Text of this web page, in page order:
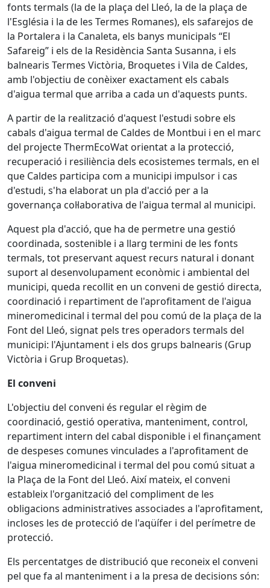
fonts termals (la de la plaça del Lleó, la de la plaça de
l'Església i la de les Termes Romanes), els safarejos de
la Portalera i la Canaleta, els banys municipals “El
Safareig” i els de la Residència Santa Susanna, i els
balnearis Termes Victòria, Broquetes i Vila de Caldes,
amb l'objectiu de conèixer exactament els cabals
d'aigua termal que arriba a cada un d'aquests punts.
A partir de la realització d'aquest l'estudi sobre els
cabals d'aigua termal de Caldes de Montbui i en el marc
del projecte ThermEcoWat orientat a la protecció,
recuperació i resiliència dels ecosistemes termals, en el
que Caldes participa com a municipi impulsor i cas
d'estudi, s'ha elaborat un pla d'acció per a la
governança col·laborativa de l'aigua termal al municipi.
Aquest pla d'acció, que ha de permetre una gestió
coordinada, sostenible i a llarg termini de les fonts
termals, tot preservant aquest recurs natural i donant
suport al desenvolupament econòmic i ambiental del
municipi, queda recollit en un conveni de gestió directa,
coordinació i repartiment de l'aprofitament de l'aigua
mineromedicinal i termal del pou comú de la plaça de la
Font del Lleó, signat pels tres operadors termals del
municipi: l'Ajuntament i els dos grups balnearis (Grup
Victòria i Grup Broquetas).
El conveni
L'objectiu del conveni és regular el règim de
coordinació, gestió operativa, manteniment, control,
repartiment intern del cabal disponible i el finançament
de despeses comunes vinculades a l'aprofitament de
l'aigua mineromedicinal i termal del pou comú situat a
la Plaça de la Font del Lleó. Així mateix, el conveni
estableix l'organització del compliment de les
obligacions administratives associades a l'aprofitament,
incloses les de protecció de l'aqüífer i del perímetre de
protecció.
Els percentatges de distribució que reconeix el conveni
pel que fa al manteniment i a la presa de decisions són: